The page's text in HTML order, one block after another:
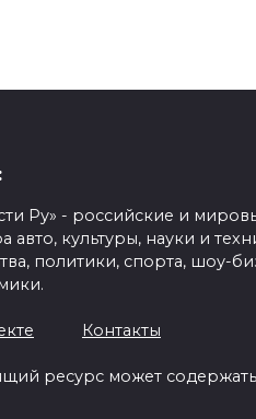
Ру» - российские и
авто, культуры, науки и
политики, спорта, шоу-
Контакты
ресурс может